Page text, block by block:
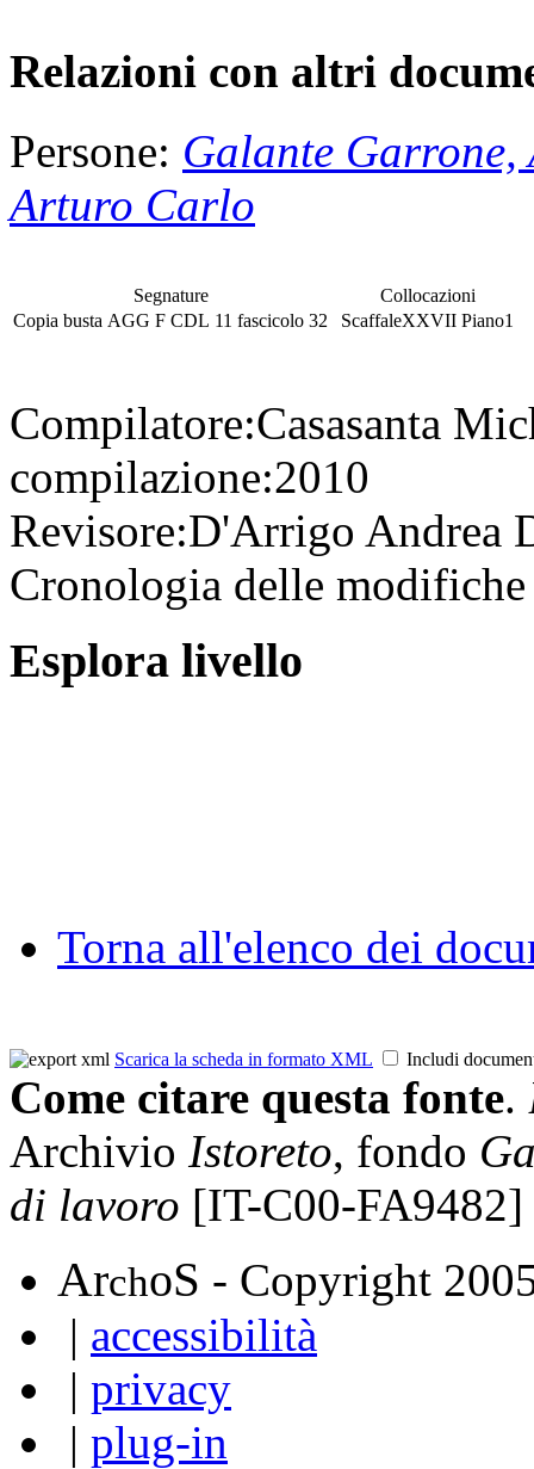
Relazioni con altri
Persone: Galante Garrone,
Arturo Carlo
Segnature
Copia busta AGG F CDL 11 fascicolo 32
Collocazioni
ScaffaleXXVII Piano1
Compilatore:Casasanta
compilazione:2010
Revisore:D'Arrigo Andrea
Cronologia delle
Esplora livello
Torna all'elenco dei
Scarica la scheda in formato XML Includi
Come citare questa fonte.
Archivio Istoreto, fondo
di lavoro [IT-C00-FA9482]
ArchoS - Copyright
| accessibilità
| privacy
| plug-in